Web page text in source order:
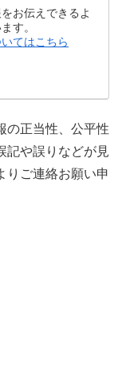
お伝えできるよ
す。
てはこちら
の正当性、公平性
記や誤りなどが見
りご連絡お願い申